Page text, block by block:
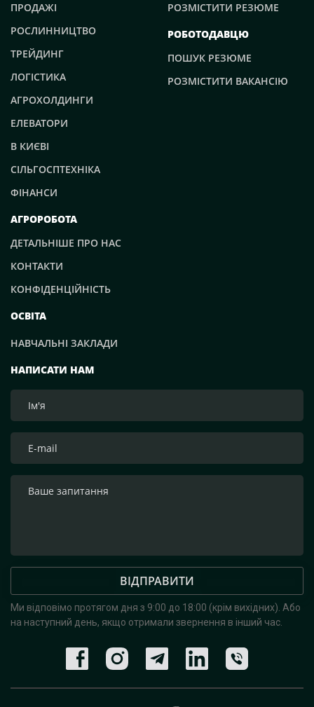
НАПИСАТИ НАМ
ВІДПРАВИТИ
Ми відповімо протягом дня з 9:00 до 18:00 (крім вихідних). Або
на наступний день, якщо отримали звернення в інший час.
ПРОДАЖІ
РОСЛИННИЦТВО
ТРЕЙДИНГ
ЛОГІСТИКА
АГРОХОЛДИНГИ
ЕЛЕВАТОРИ
В КИЄВІ
СІЛЬГОСПТЕХНІКА
ФІНАНСИ
РОЗМІСТИТИ РЕЗЮМЕ
РОБОТОДАВЦЮ
ПОШУК РЕЗЮМЕ
РОЗМІСТИТИ ВАКАНСІЮ
АГРОРОБОТА
ДЕТАЛЬНІШЕ ПРО НАС
КОНТАКТИ
КОНФІДЕНЦІЙНІСТЬ
ОСВІТА
НАВЧАЛЬНІ ЗАКЛАДИ